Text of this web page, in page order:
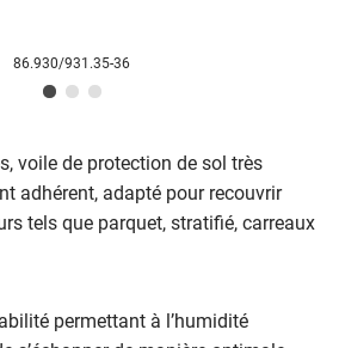
86.930/931.35-36
voile de protection de sol très
adhérent, adapté pour recouvrir
tels que parquet, stratifié, carreaux
permettant à l’humidité